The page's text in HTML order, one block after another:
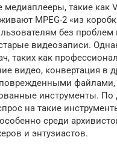
такие как
MPEG-2 «из
без проблем
видеозаписи.
таких как
видео, конвертация в
файлами,
инструменты.
на такие
среди
и энтузиастов.